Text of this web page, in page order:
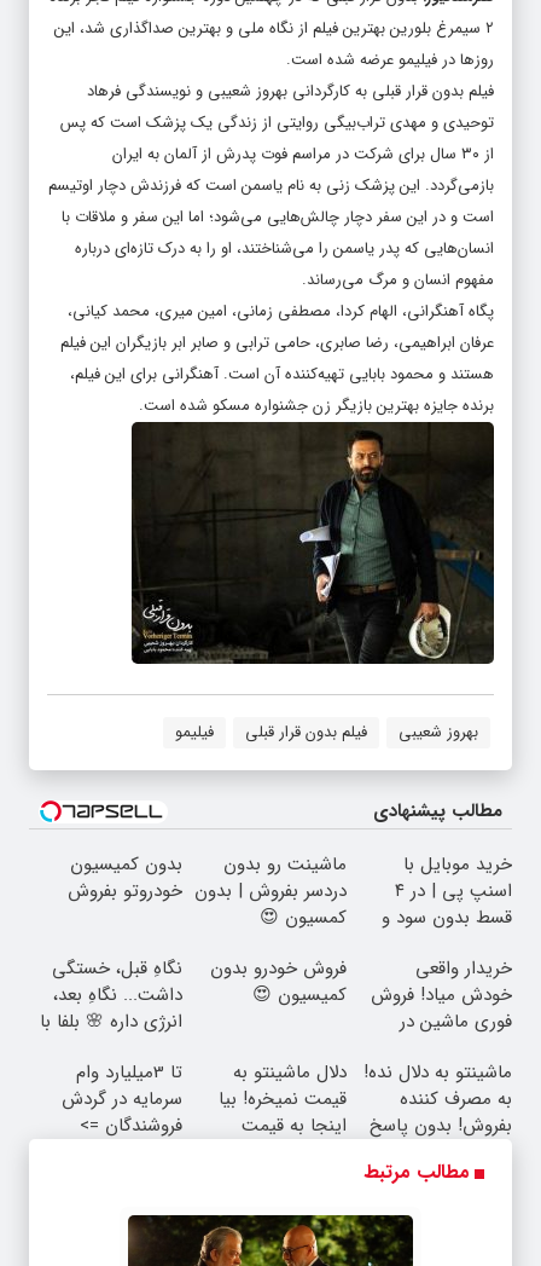
۲ سیمرغ بلورین بهترین فیلم از نگاه ملی و بهترین صداگذاری شد، این
روزها در فیلیمو عرضه شده است.
فیلم بدون قرار قبلی به کارگردانی بهروز شعیبی و نویسندگی فرهاد
توحیدی و مهدی تراب‌بیگی روایتی از زندگی یک پزشک است که پس
از ۳۰ سال برای شرکت در مراسم فوت پدرش از آلمان به ایران
بازمی‌گردد. این پزشک زنی به نام یاسمن است که فرزندش دچار اوتیسم
است و در این سفر دچار چالش‌هایی می‌شود؛ اما این سفر و ملاقات با
انسان‌هایی که پدر یاسمن را می‌شناختند، او را به درک تازه‌ای درباره
مفهوم انسان و مرگ می‌رساند.
پگاه آهنگرانی، الهام کردا، مصطفی زمانی، امین میری، محمد کیانی،
عرفان ابراهیمی، رضا صابری، حامی ترابی و صابر ابر بازیگران این فیلم
هستند و محمود بابایی تهیه‌کننده آن است. آهنگرانی برای این فیلم،
برنده جایزه بهترین بازیگر زن جشنواره مسکو شده است.
بهروز شعیبی فیلم بدون قرار قبلی فیلیمو
مطالب پیشنهادی
خرید موبایل با
اسنپ پی | در ۴
قسط بدون سود و
ماشینت رو بدون
دردسر بفروش | بدون
کمسیون 😍
بدون کمیسیون
خودروتو بفروش
خریدار واقعی
خودش میاد! فروش
فوری ماشین در
فروش خودرو بدون
کمیسیون 😍
نگاهِ قبل، خستگی
داشت... نگاهِ بعد،
انرژی داره 🌸 بلفا با
ماشینتو به دلال نده!
به مصرف کننده
بفروش! بدون پاسخ
دلال ماشینتو به
قیمت نمیخره! بیا
اینجا به قیمت
تا 3میلیارد وام
سرمایه در گردش
فروشندگان =>
مطالب مرتبط